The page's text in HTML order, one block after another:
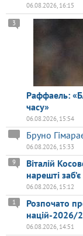
06.08.2026, 16:15
Раффаель:
часу»
3
06.08.2026, 15:54
Бруно
06.08.2026, 15:33
Віталій
нарешті
9
06.08.2026, 15:12
Розпочато
націй-2026/
1
06.08.2026, 14:51